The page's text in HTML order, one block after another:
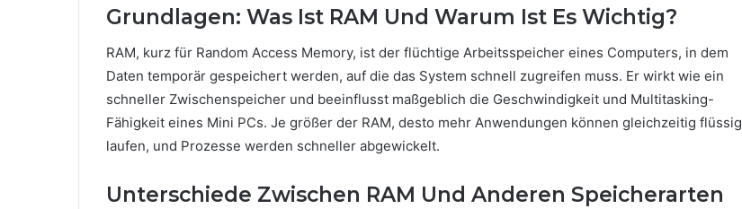
Grundlagen: Was Ist RAM Und Warum Ist Es Wichtig?
RAM, kurz für Random Access Memory, ist der flüchtige Arbeitsspeicher eines Computers, in dem
Daten temporär gespeichert werden, auf die das System schnell zugreifen muss. Er wirkt wie ein
schneller Zwischenspeicher und beeinflusst maßgeblich die Geschwindigkeit und Multitasking-
Fähigkeit eines Mini PCs. Je größer der RAM, desto mehr Anwendungen können gleichzeitig flüssig
laufen, und Prozesse werden schneller abgewickelt.
Unterschiede Zwischen RAM Und Anderen Speicherarten